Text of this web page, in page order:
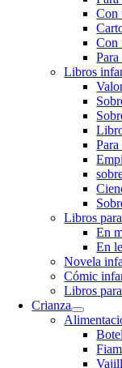
Con
Con
Libros
Libros
En
En
Novela
Cómic
Libros
Crianza